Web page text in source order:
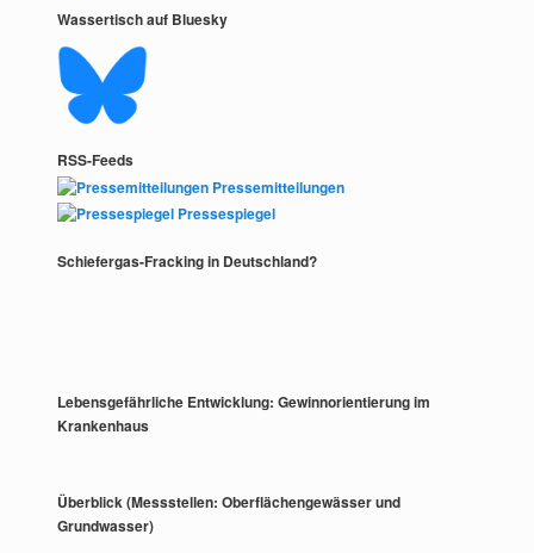
Wassertisch auf Bluesky
RSS-Feeds
Pressemitteilungen
Pressespiegel
Schiefergas-Fracking in Deutschland?
Lebensgefährliche Entwicklung: Gewinnorientierung im
Krankenhaus
Überblick (Messstellen: Oberflächengewässer und
Grundwasser)